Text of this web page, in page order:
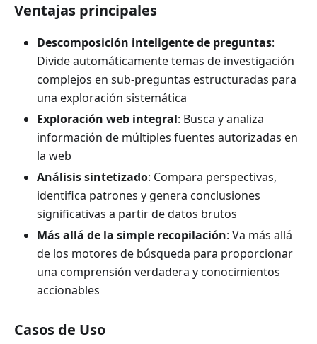
Ventajas principales
Descomposición inteligente de preguntas:
Divide automáticamente temas de investigación
complejos en sub-preguntas estructuradas para
una exploración sistemática
Exploración web integral: Busca y analiza
información de múltiples fuentes autorizadas en
la web
Análisis sintetizado: Compara perspectivas,
identifica patrones y genera conclusiones
significativas a partir de datos brutos
Más allá de la simple recopilación: Va más allá
de los motores de búsqueda para proporcionar
una comprensión verdadera y conocimientos
accionables
Casos de Uso